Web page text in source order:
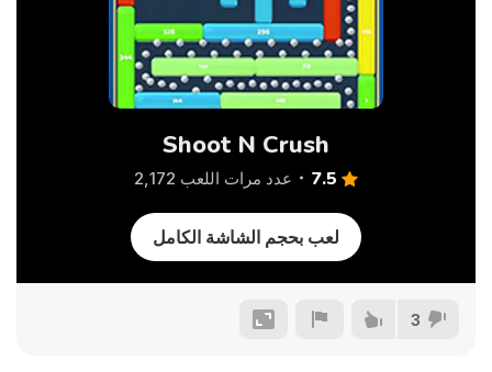
Shoot N Crush
7.5 عدد مرات اللعب 2,172
لعب بحجم الشاشة الكامل
3